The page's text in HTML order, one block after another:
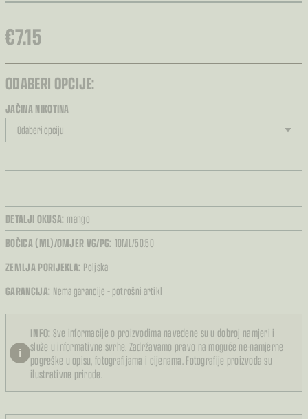
€7.15
ODABERI OPCIJE:
JAČINA NIKOTINA
DETALJI OKUSA: mango
BOČICA (ML)/OMJER VG/PG: 10ML/50:50
ZEMLJA PORIJEKLA: Poljska
GARANCIJA: Nema garancije – potrošni artikl
i
INFO: Sve informacije o proizvodima navedene su u dobroj namjeri i
služe u informativne svrhe. Zadržavamo pravo na moguće ne-namjerne
pogreške u opisu, fotografijama i cijenama. Fotografije proizvoda su
ilustrativne prirode.